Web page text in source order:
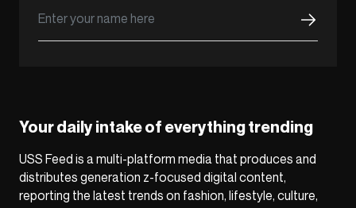
Your daily intake of everything trending
USS Feed is a multi-platform media that produces and
distributes generation z-focused digital content,
reporting the latest trends on fashion, lifestyle, culture,